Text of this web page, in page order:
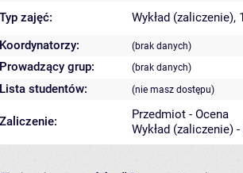
Typ zajęć:
Wykład
Koordynatorzy:
(brak danych)
Prowadzący grup: (brak danych)
Lista studentów: (nie masz dostępu)
Zaliczenie:
Przedmiot - Ocena
Wykład (zaliczenie) -